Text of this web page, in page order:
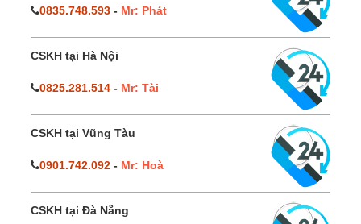
0835.748.593 - Mr: Phát
CSKH tại Hà Nội
0825.281.514 - Mr: Tài
CSKH tại Vũng Tàu
0901.742.092 - Mr: Hoà
CSKH tại Đà Nẵng